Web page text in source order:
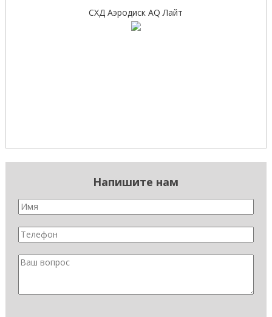
СХД Аэродиск AQ Лайт
Напишите нам